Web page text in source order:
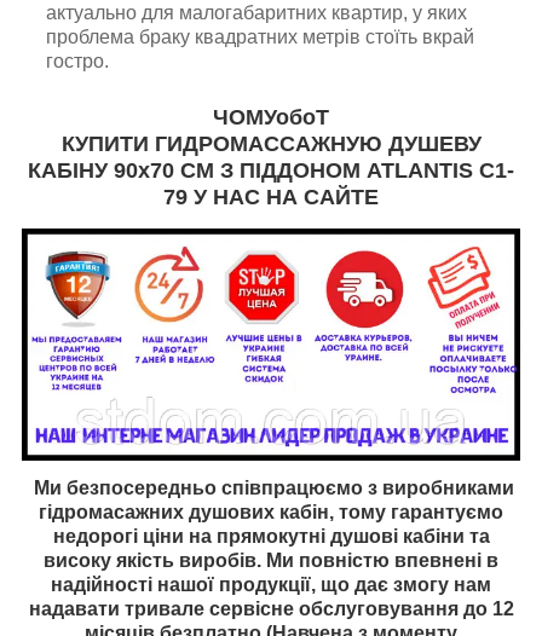
актуально для малогабаритних квартир, у яких
проблема браку квадратних метрів стоїть вкрай
гостро.
ЧОМУобоТ
КУПИТИ ГИДРОМАССАЖНУЮ ДУШЕВУ
КАБІНУ 90x70 СМ З ПІДДОНОМ ATLANTIS C1-
79 У НАС НА САЙТЕ
Ми безпосередньо співпрацюємо з виробниками
гідромасажних душових кабін, тому гарантуємо
недорогі ціни на прямокутні душові кабіни та
високу якість виробів. Ми повністю впевнені в
надійності нашої продукції, що дає змогу нам
надавати тривале сервісне обслуговування до 12